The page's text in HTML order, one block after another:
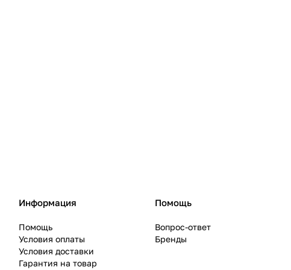
Информация
Помощь
Условия оплаты
Условия доставки
Гарантия на товар
Помощь
Вопрос-ответ
Бренды